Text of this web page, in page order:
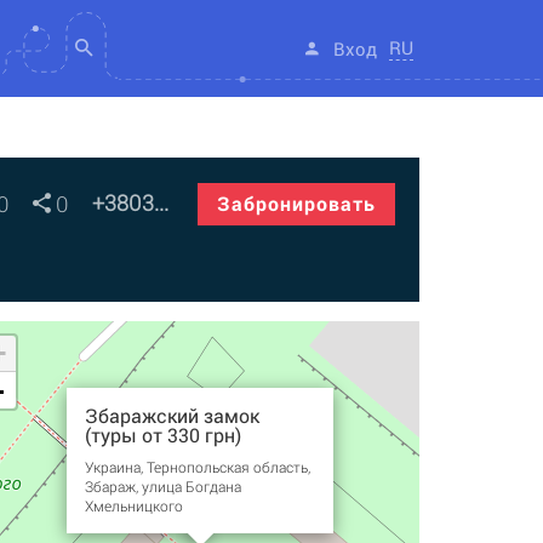
Вход RU
0 +3803... Забронировать
Збаражский замок
(туры от 330 грн)
Украина, Тернопольская область,
Збараж, улица Богдана
Хмельницкого